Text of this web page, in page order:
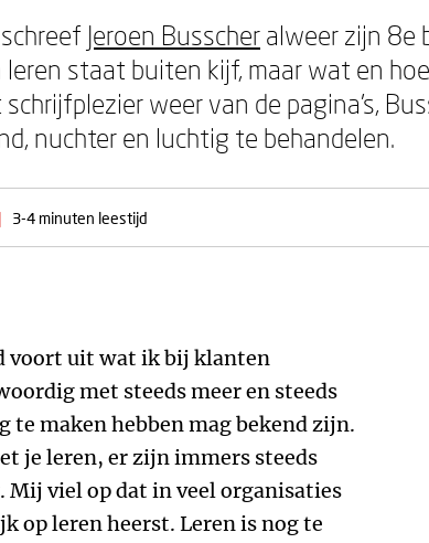
schreef Jeroen Busscher alweer zijn 8e
staat buiten kijf, maar wat en
weer van de pagina’s,
nuchter en luchtig te behandelen.
| 3-4 minuten leestijd
voort uit wat ik bij klanten
met steeds meer en steeds
te maken hebben mag bekend zijn.
je leren, er zijn immers steeds
viel op dat in veel organisaties
op leren heerst. Leren is nog te